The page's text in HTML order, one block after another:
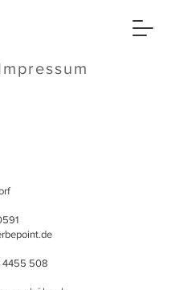
4455 508